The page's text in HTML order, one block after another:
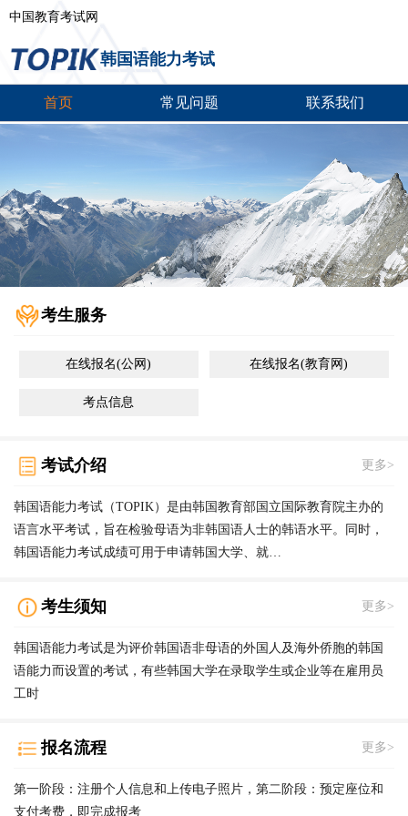
中国教育考试网
韩国语能力考试
首页 常见问题 联系我们
考生服务
在线报名(公网) 在线报名(教育网)
考点信息
考试介绍 更多>
韩国语能力考试（TOPIK）是由韩国教育部国立国际教育院主办的
语言水平考试，旨在检验母语为非韩国语人士的韩语水平。同时，
韩国语能力考试成绩可用于申请韩国大学、就…
考生须知 更多>
韩国语能力考试是为评价韩国语非母语的外国人及海外侨胞的韩国
语能力而设置的考试，有些韩国大学在录取学生或企业等在雇用员
工时
报名流程 更多>
第一阶段：注册个人信息和上传电子照片，第二阶段：预定座位和
支付考费，即完成报考